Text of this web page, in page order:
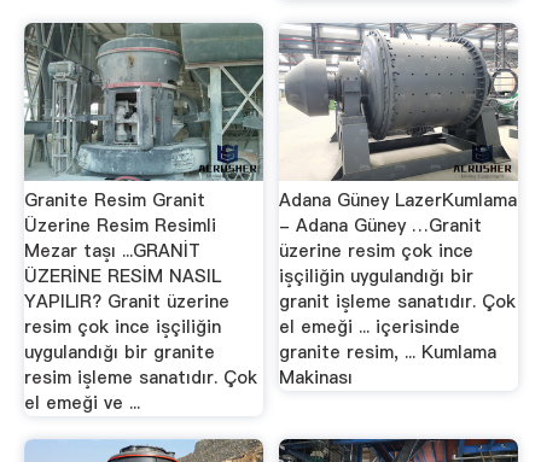
Granite Resim Granit
Üzerine Resim Resimli
Mezar taşı ...GRANİT
ÜZERİNE RESİM NASIL
YAPILIR? Granit üzerine
resim çok ince işçiliğin
uygulandığı bir granite
resim işleme sanatıdır. Çok
el emeği ve ...
Adana Güney LazerKumlama
- Adana Güney …Granit
üzerine resim çok ince
işçiliğin uygulandığı bir
granit işleme sanatıdır. Çok
el emeği ... içerisinde
granite resim, ... Kumlama
Makinası